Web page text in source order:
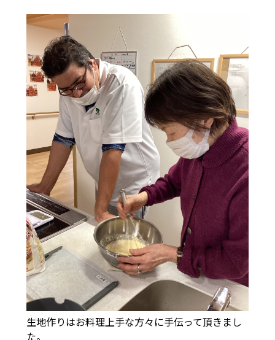
生地作りはお料理上手な方々に手伝って頂きまし
た。